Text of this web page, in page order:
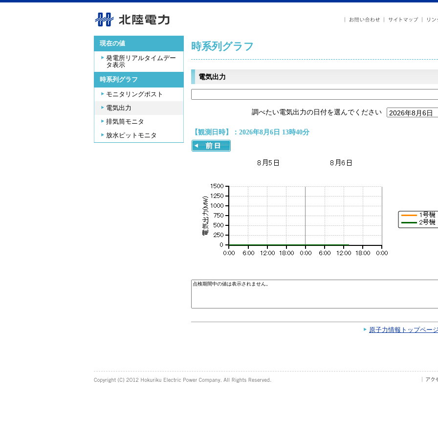
現在の値
発電所リアルタイムデー
タ表示
時系列グラフ
モニタリングポスト
電気出力
排気筒モニタ
放水ピットモニタ
時系列グラフ
電気出力
調べたい電気出力の日付を選んでください
【観測日時】：2026年8月6日 13時40分
原子力情報トップペー